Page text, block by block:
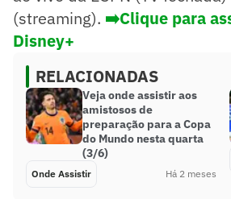
(streaming). ➡️Clique para
Disney+
RELACIONADAS
Veja onde assistir aos
amistosos de
preparação para a Copa
do Mundo nesta quarta
(3/6)
Onde Assistir Há 2 meses